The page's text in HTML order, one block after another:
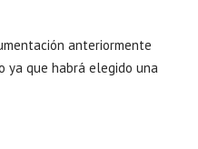
anteriormente
ya que habrá elegido una